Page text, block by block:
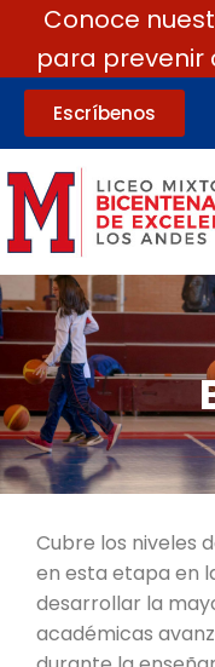
Conoce
para prevenir
Escríbenos
Cubre los niveles
en esta etapa en
desarrollar la
académicas